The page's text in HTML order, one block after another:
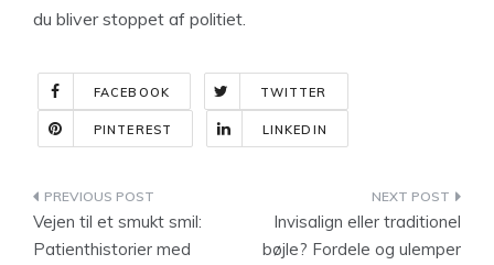
du bliver stoppet af politiet.
FACEBOOK TWITTER
PINTEREST LINKEDIN
Indlægsnavigation
Vejen til et smukt smil:
Patienthistorier med
Invisalign eller traditionel
bøjle? Fordele og ulemper